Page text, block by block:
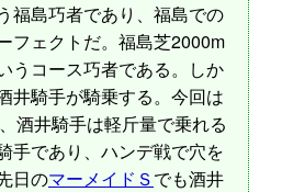
福島巧者であり、福島での
フェクトだ。福島芝2000m
うコース巧者である。しか
井騎手が騎乗する。今回は
酒井騎手は軽斤量で乗れる
手であり、ハンデ戦で穴を
日のマーメイドＳでも酒井